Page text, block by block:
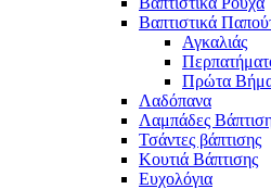
Βαπτιστικά
Αγκαλιάς
Πρώτα
Λαδόπανα
Λαμπάδες
Τσάντες βάπτισης
Κουτιά Βάπτισης
Ευχολόγια